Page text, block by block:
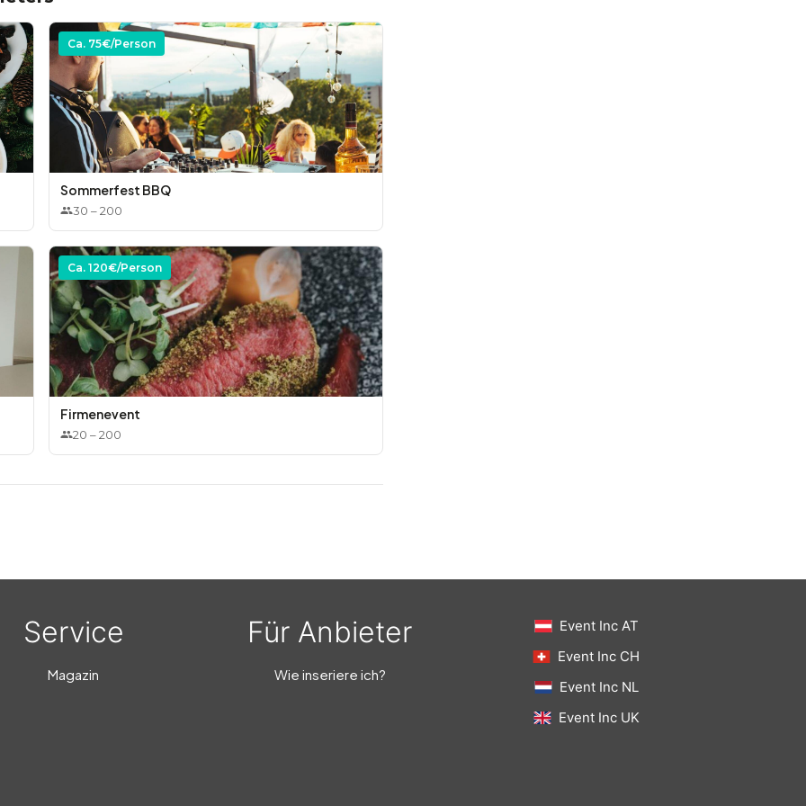
Ca. 75€/Person
Sommerfest BBQ
30 –200
Ca. 120€/Person
Firmenevent
20 –200
Service
Magazin
Für Anbieter
Wie inseriere ich?
Event Inc AT
Event Inc CH
Event Inc NL
Event Inc UK